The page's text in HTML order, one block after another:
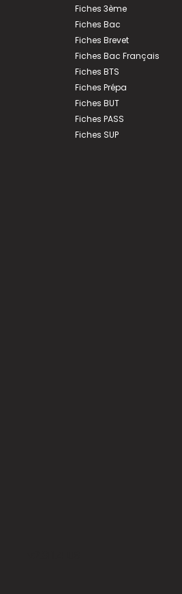
Fiches 3ème
Fiches Bac
Fiches Brevet
Fiches Bac Français
Fiches BTS
Fiches Prépa
Fiches BUT
Fiches PASS
Fiches SUP